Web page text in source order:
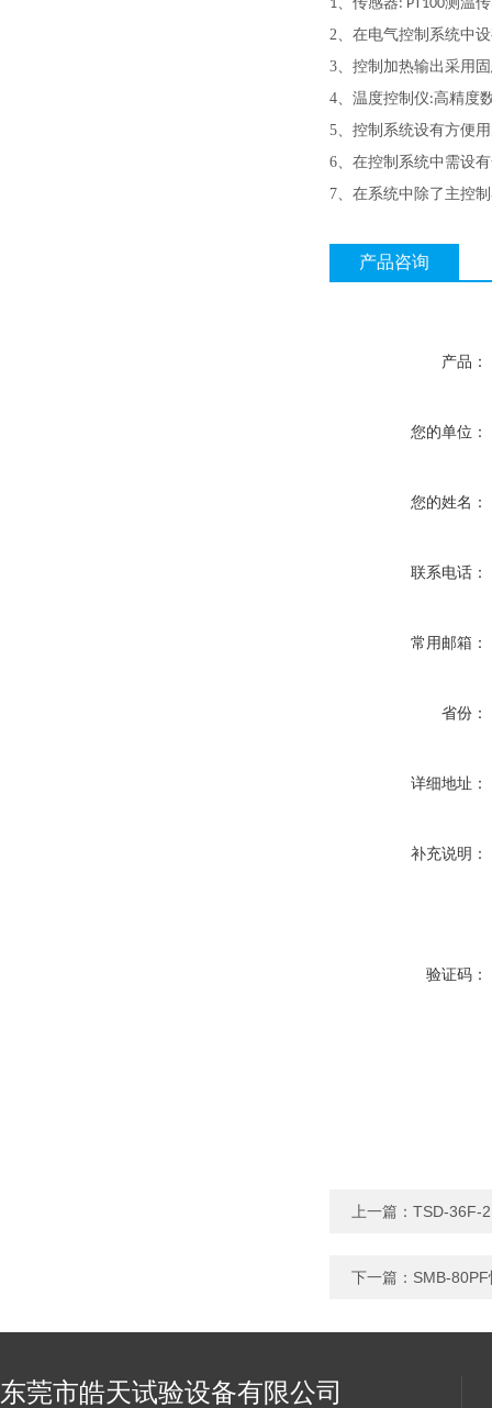
1 : PT100
2、在电气控制系统中
3、控制加热输出采用
4、温度控制仪:高精度
5、控制系统设有方便
6、在控制系统中需设
7、在系统中除了主控
产品咨询
产品：
您的单位：
您的姓名：
联系电话：
常用邮箱：
省份：
详细地址：
补充说明：
验证码：
上一篇： TSD-36F-
下一篇： SMB-
东莞市皓天试验设备有限公司